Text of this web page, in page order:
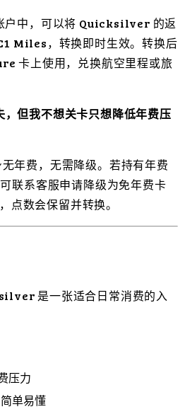
中，可以将 Quicksilver 的返
Miles，转换即时生效。转换后
卡上使用，兑换航空里程或旅
，但我不想关卡只想降低年费压
年费，无需降级。若持有年费
联系客服申请降级为免年费卡
数会保留并转换。
是一张适合日常消费的入
压力
单易懂